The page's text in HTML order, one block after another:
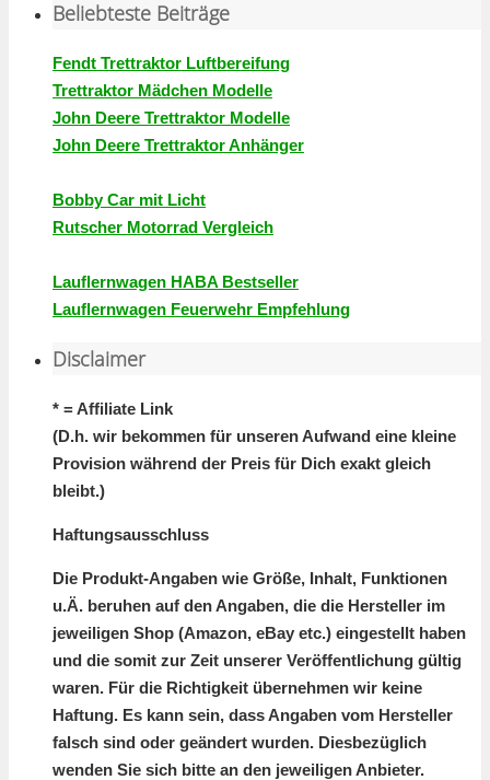
Beliebteste Beiträge
Fendt Trettraktor Luftbereifung
Trettraktor Mädchen Modelle
John Deere Trettraktor Modelle
John Deere Trettraktor Anhänger
Bobby Car mit Licht
Rutscher Motorrad Vergleich
Lauflernwagen HABA Bestseller
Lauflernwagen Feuerwehr Empfehlung
Disclaimer
* = Affiliate Link
(D.h. wir bekommen für unseren Aufwand eine kleine
Provision während der Preis für Dich exakt gleich
bleibt.)
Haftungsausschluss
Die Produkt-Angaben wie Größe, Inhalt, Funktionen
u.Ä. beruhen auf den Angaben, die die Hersteller im
jeweiligen Shop (Amazon, eBay etc.) eingestellt haben
und die somit zur Zeit unserer Veröffentlichung gültig
waren. Für die Richtigkeit übernehmen wir keine
Haftung. Es kann sein, dass Angaben vom Hersteller
falsch sind oder geändert wurden. Diesbezüglich
wenden Sie sich bitte an den jeweiligen Anbieter.